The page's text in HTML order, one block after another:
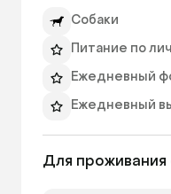
Собаки
Питание по
Ежедневный
Ежедневный
Для проживания